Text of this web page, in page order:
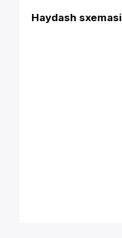
Haydash sxemasi